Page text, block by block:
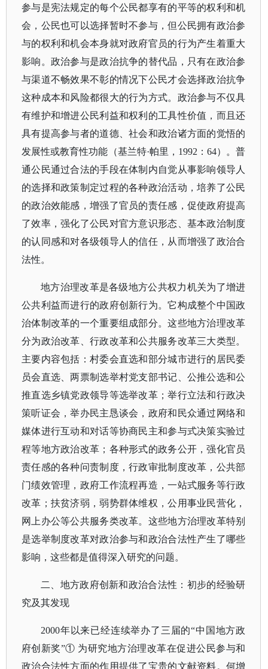
参与是宪法规定的每个公民都享有的平等的权利和机
会，公民也可以选择暂时不参与，但公民拥有政治参
与的权利和机会本身就对政府官员的行为产生着重大
影响。政治参与是政治抗争的替代品，只有在政治参
与渠道不畅效果不彰的情况下公民才会选择政治抗争
这种成本和风险都很大的行为方式。政治参与不仅具
有维护和增进公民利益和权利的工具性价值，而且还
具有提高参与者的道德、社会和政治诸方面的觉悟的
发展性或教育性功能（基兰特·帕里，1992：64）。普
通公民通过合法的手段在体制内自觉从事影响领导人
的选择和政策制定过程的各种政治活动，培养了公民
的政治效能感，增强了官员的责任感，促使政府提高
了效率，强化了公民对官方意识形态、基本政治制度
的认同感和对各级领导人的信任，从而增强了政治合
法性。
地方治理改革是各级地方公共权力机关为了增进
公共利益而进行的政府创新行为。它构成整个中国政
治体制改革的一个重要组成部分。这些地方治理改革
分为政治改革、行政改革和公共服务改革三大类型。
主要内容包括：村委会直选和部分城市进行的居民委
员会直选、两票制选举村党支部书记、公推公选和公
推直选乡镇党政领导等选举改革；举行立法和行政决
策听证会，举办民主恳谈会，政府和民众通过网络和
媒体进行互动和对话等协商民主和参与式决策实验过
程等地方政治改革；各种形式的政务公开，强化官员
责任感的各种问责制度，行政审批制度改革，公共部
门绩效管理，政府工作流程再造，一站式服务等行政
改革；扶贫济弱，弱势群体维权，公用事业民营化，
网上办公等公共服务类改革。这些地方治理改革特别
是选举制度改革对政治参与和政治合法性产生了哪些
影响，这些都是值得深入研究的问题。
二、地方政府创新和政治合法性：初步的经验研
究及其发现
2000年以来已经连续举办了三届的“中国地方政
府创新奖”① 为研究地方治理改革在促进公民参与和
政治合法性方面的作用提供了宝贵的文献资料。何增